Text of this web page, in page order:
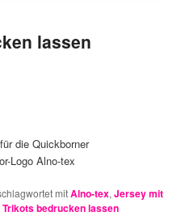
lassen
die Quickborner
Logo Alno-tex
mitAlno-tex,Jersey mit
bedrucken lassen